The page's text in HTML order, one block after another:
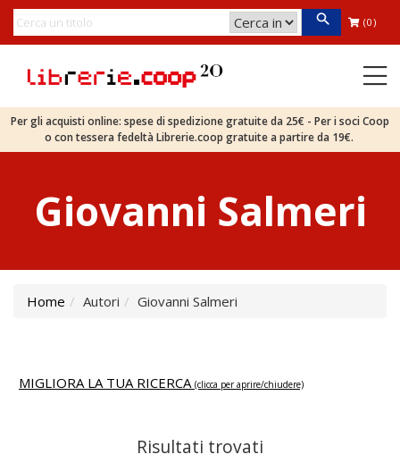
(0)
Per gli acquisti online: spese di spedizione gratuite da 25€ - Per i soci Coop
o con tessera fedeltà Librerie.coop gratuite a partire da 19€.
Giovanni Salmeri
Home Autori Giovanni Salmeri
MIGLIORA LA TUA RICERCA (clicca per aprire/chiudere)
Risultati trovati